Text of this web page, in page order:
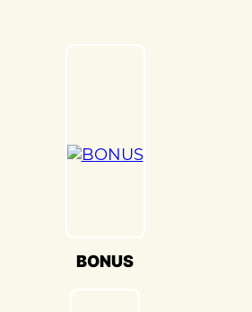
Тигго 5) на дороге.
Наши опытные
BONUS